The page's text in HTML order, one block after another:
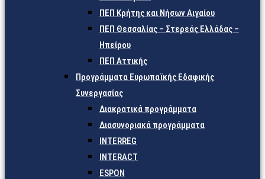
ΠΕΠ Κρήτης και Νήσων Αιγαίου
ΠΕΠ Θεσσαλίας – Στερεάς Ελλάδας –
Ηπείρου
ΠΕΠ Αττικής
Προγράμματα Ευρωπαϊκής Εδαφικής
Συνεργασίας
Διακρατικά προγράμματα
Διασυνοριακά προγράμματα
INTERREG
INTERACT
ESPON